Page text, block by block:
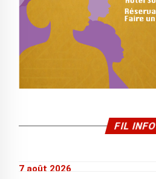
FIL INFO
7 août 2026